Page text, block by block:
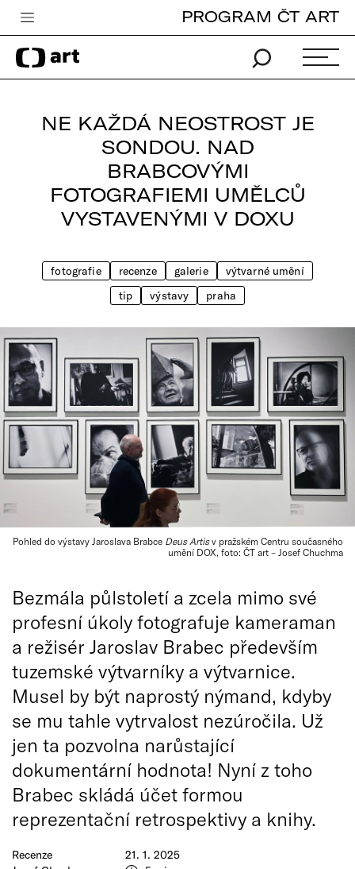
Česká televize
Zpravodajství
Pro děti
Vše o ČT
PROGRAM ČT ART
NE KAŽDÁ NEOSTROST JE
SONDOU. NAD
BRABCOVÝMI
FOTOGRAFIEMI UMĚLCŮ
VYSTAVENÝMI V DOXU
fotografie recenze galerie
výtvarné umění
tip
výstavy praha
Pohled do výstavy Jaroslava Brabce Deus Artisv pražském Centru současného
umění DOX, foto: ČT art – Josef Chuchma
Recenze
21. 1. 2025
Bezmála půlstoletí a zcela mimo své
profesní úkoly fotografuje kameraman
a režisér Jaroslav Brabec především
tuzemské výtvarníky a výtvarnice.
Musel by být naprostý nýmand, kdyby
se mu tahle vytrvalost nezúročila. Už
jen ta pozvolna narůstající
dokumentární hodnota! Nyní z toho
Brabec skládá účet formou
reprezentační retrospektivy a knihy.